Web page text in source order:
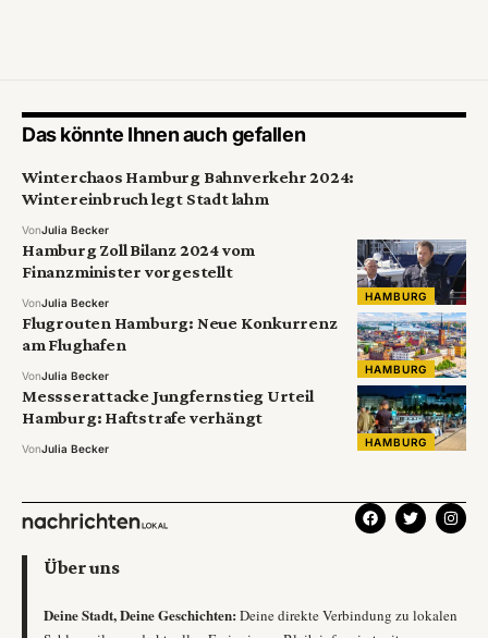
Das könnte Ihnen auch gefallen
Winterchaos Hamburg Bahnverkehr 2024:
Wintereinbruch legt Stadt lahm
VonJulia Becker
HAMBURG
Hamburg Zoll Bilanz 2024 vom
Finanzminister vorgestellt
VonJulia Becker
HAMBURG
Flugrouten Hamburg: Neue Konkurrenz
am Flughafen
VonJulia Becker
HAMBURG
Messserattacke Jungfernstieg Urteil
Hamburg: Haftstrafe verhängt
VonJulia Becker
Über uns
Deine Stadt, Deine Geschichten: Deine direkte Verbindung zu lokalen